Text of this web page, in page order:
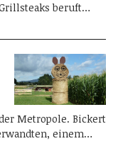
beruft…
Metropole. Bickert
einem…